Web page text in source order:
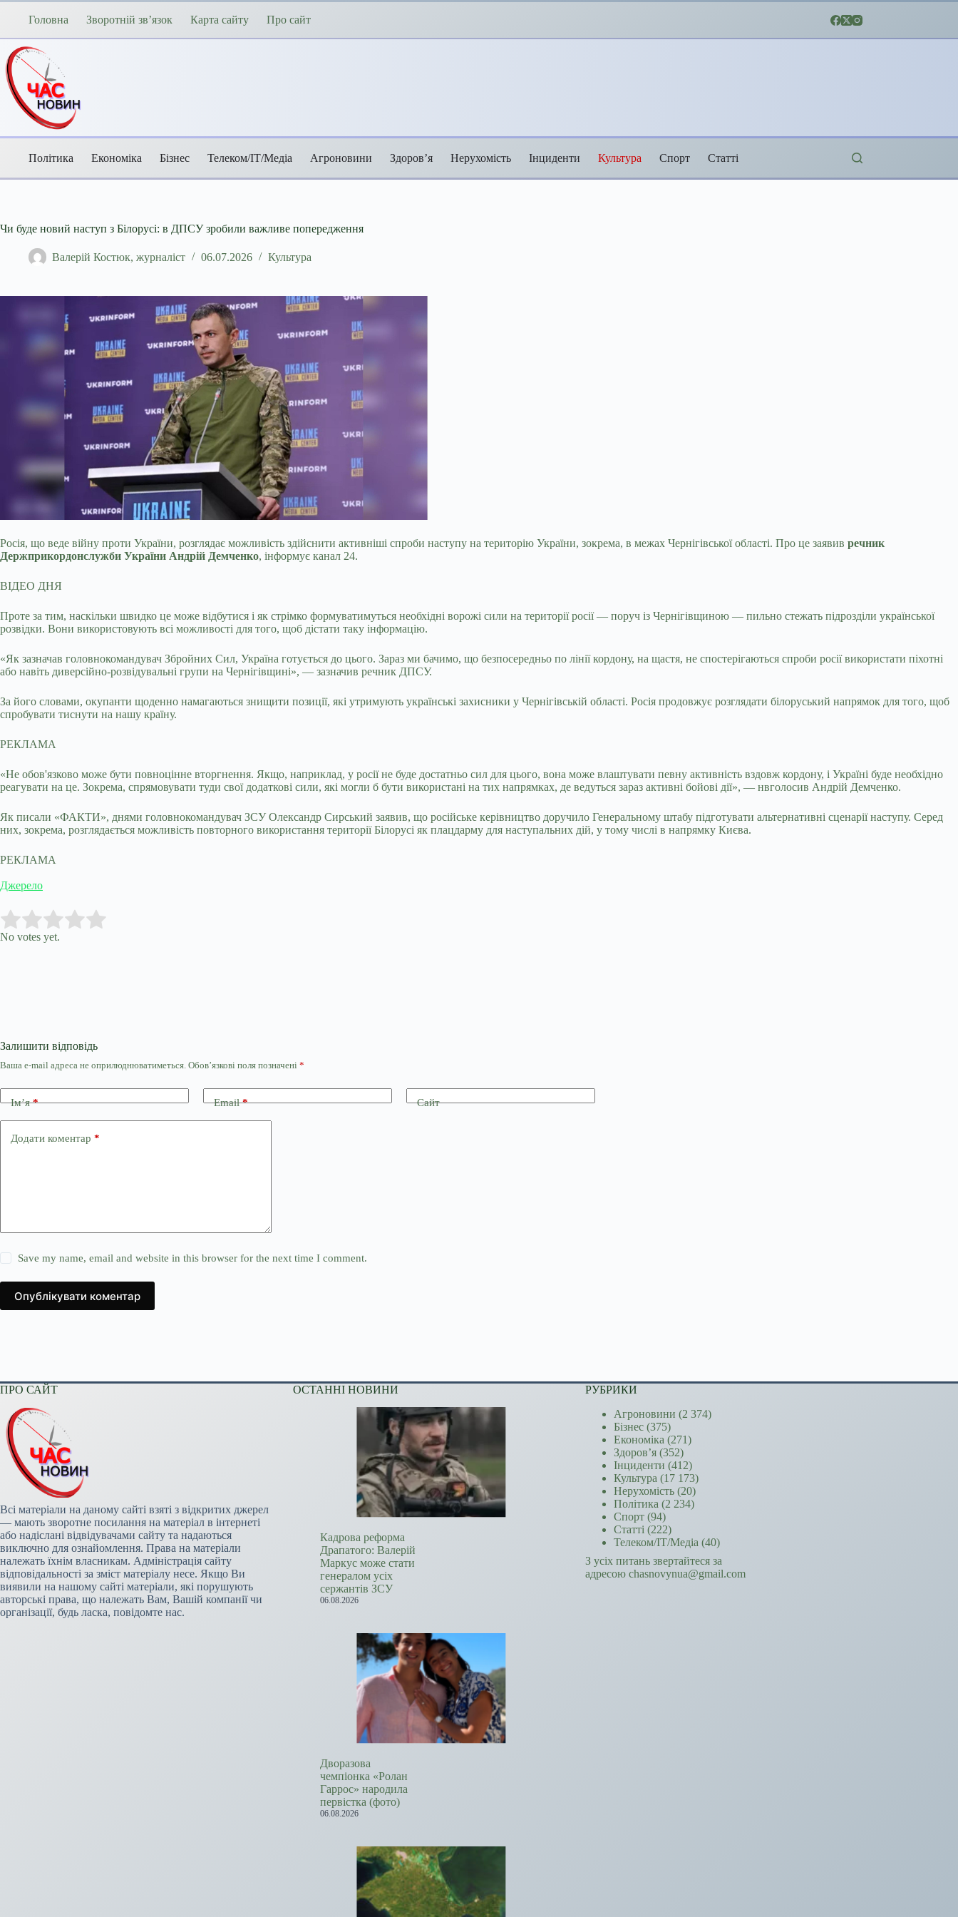
Перейти
Головна Зворотній зв’язок Карта сайту Про сайт
Політика Економіка Бізнес Телеком/ІТ/Медіа Агроновини Здоров’я Нерухомість Інциденти Культура Спорт Статті
Чи буде новий наступ з Білорусі: в ДПСУ зробили важливе попередження
Валерій Костюк, журналіст 06.07.2026 Культура
Росія, що веде війну проти України, розглядає можливість здійснити активніші спроби наступу на територію України, зокрема, в межах Чернігівської області. Про це заявив речник
Держприкордонслужби України Андрій Демченко, інформує канал 24.
ВІДЕО ДНЯ
Проте за тим, наскільки швидко це може відбутися і як стрімко формуватимуться необхідні ворожі сили на території росії — поруч із Чернігівщиною — пильно стежать підрозділи української
розвідки. Вони використовують всі можливості для того, щоб дістати таку інформацію.
«Як зазначав головнокомандувач Збройних Сил, Україна готується до цього. Зараз ми бачимо, що безпосередньо по лінії кордону, на щастя, не спостерігаються спроби росії використати піхотні
або навіть диверсійно-розвідувальні групи на Чернігівщині», — зазначив речник ДПСУ.
За його словами, окупанти щоденно намагаються знищити позиції, які утримують українські захисники у Чернігівській області. Росія продовжує розглядати білоруський напрямок для того, щоб
спробувати тиснути на нашу країну.
РЕКЛАМА
«Не обов'язково може бути повноцінне вторгнення. Якщо, наприклад, у росії не буде достатньо сил для цього, вона може влаштувати певну активність вздовж кордону, і Україні буде необхідно
реагувати на це. Зокрема, спрямовувати туди свої додаткові сили, які могли б бути використані на тих напрямках, де ведуться зараз активні бойові дії», — нвголосив Андрій Демченко.
Як писали «ФАКТИ», днями головнокомандувач ЗСУ Олександр Сирський заявив, що російське керівництво доручило Генеральному штабу підготувати альтернативні сценарії наступу. Серед
них, зокрема, розглядається можливість повторного використання території Білорусі як плацдарму для наступальних дій, у тому числі в напрямку Києва.
РЕКЛАМА
Джерело
Rate this item:
No votes yet.
Залишити відповідь
Ваша e-mail адреса не оприлюднюватиметься. Обов’язкові поля позначені *
Ім’я* Email* Сайт
Додати коментар *
Save my name, email and website in this browser for the next time I comment.
Опублікувати коментар
ПРО САЙТ
Всі матеріали на даному сайті взяті з відкритих джерел
— мають зворотне посилання на матеріал в інтернеті
або надіслані відвідувачами сайту та надаються
виключно для ознайомлення. Права на матеріали
належать їхнім власникам. Адміністрація сайту
відповідальності за зміст матеріалу несе. Якщо Ви
виявили на нашому сайті матеріали, які порушують
авторські права, що належать Вам, Вашій компанії чи
організації, будь ласка, повідомте нас.
ОСТАННІ НОВИНИ
Кадрова реформа
Драпатого: Валерій
Маркус може стати
генералом усіх
сержантів ЗСУ
06.08.2026
Дворазова
чемпіонка «Ролан
Гаррос» народила
первістка (фото)
06.08.2026
РУБРИКИ
Агроновини (2 374)
Бізнес (375)
Економіка (271)
Здоров’я (352)
Інциденти (412)
Культура (17 173)
Нерухомість (20)
Політика (2 234)
Спорт (94)
Статті (222)
Телеком/ІТ/Медіа (40)
З усіх питань звертайтеся за
адресою chasnovynua@gmail.com